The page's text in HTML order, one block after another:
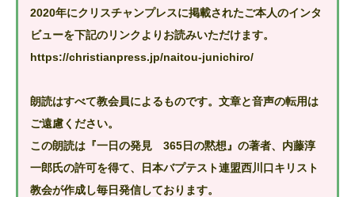
2020年にクリスチャンプレスに掲載されたご本人のインタ
ビューを下記のリンクよりお読みいただけます。
https://christianpress.jp/naitou-junichiro/
朗読はすべて教会員によるものです。文章と音声の転用は
ご遠慮ください。
この朗読は『一日の発見 365日の黙想』の著者、内藤淳
一郎氏の許可を得て、日本バプテスト連盟西川口キリスト
教会が作成し毎日発信しております。